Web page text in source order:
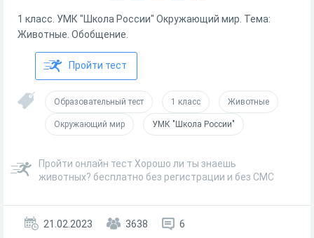
1 класс. УМК "Школа России" Окружающий мир. Тема:
Животные. Обобщение.
Пройти тест
Образовательный тест 1 класс Животные
Окружающий мир УМК "Школа России"
Пройти онлайн тест Хорошо ли ты знаешь
животных? бесплатно без регистрации и без СМС
21.02.2023 3638 6